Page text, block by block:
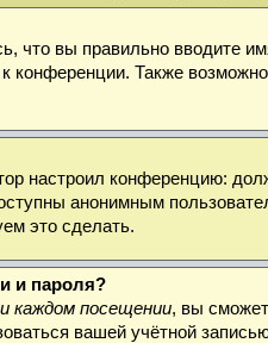
что вы правильно вводите
Также
настроил конференцию:
анонимным
это сделать.
и пароля?
каждом посещении, вы
вашей учётной